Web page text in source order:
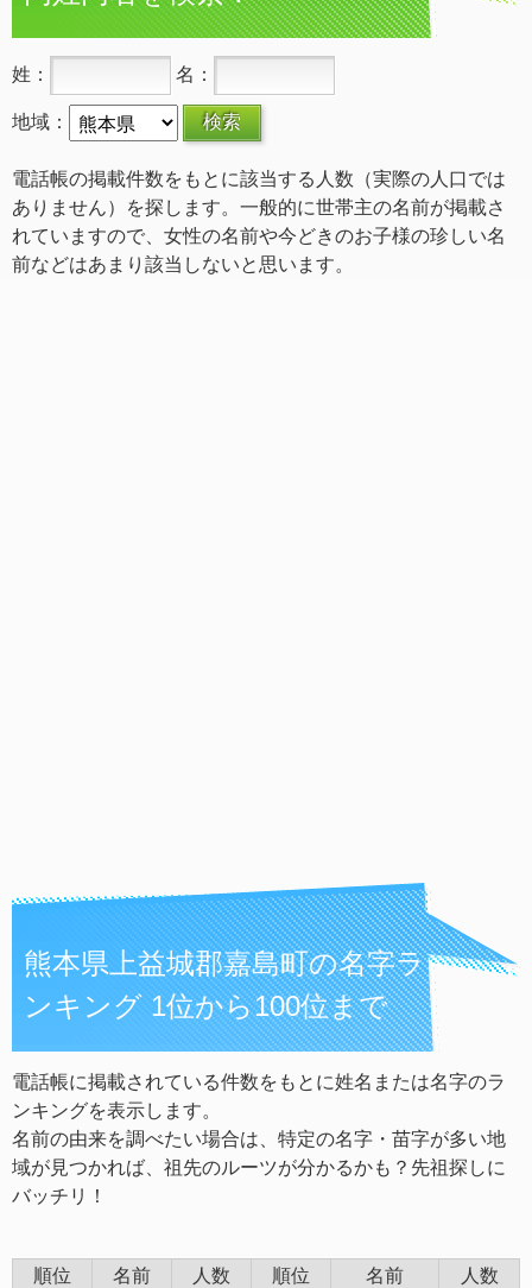
姓： 名：
地域：
電話帳の掲載件数をもとに該当する人数（実際の人口では
ありません）を探します。一般的に世帯主の名前が掲載さ
れていますので、女性の名前や今どきのお子様の珍しい名
前などはあまり該当しないと思います。
熊本県上益城郡嘉島町の名字ラ
ンキング 1位から100位まで
電話帳に掲載されている件数をもとに姓名または名字のラ
ンキングを表示します。
名前の由来を調べたい場合は、特定の名字・苗字が多い地
域が見つかれば、祖先のルーツが分かるかも？先祖探しに
バッチリ！
順位 名前 人数 順位 名前
人数